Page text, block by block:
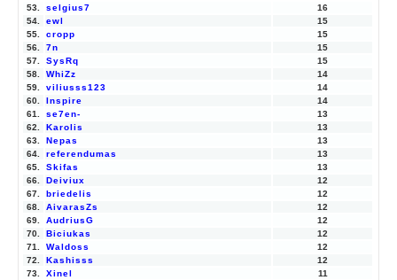
53.
selgius7
16
54.
ewl
15
55.
cropp
15
56.
7n
15
57.
SysRq
15
58.
WhiZz
14
59.
viliusss123
14
60.
Inspire
14
61.
se7en-
13
62.
Karolis
13
63.
Nepas
13
64.
referendumas
13
65.
Skifas
13
66.
Deiviux
12
67.
briedelis
12
68.
AivarasZs
12
69.
AudriusG
12
70.
Biciukas
12
71.
Waldoss
12
72.
Kashisss
12
73.
Xinel
11